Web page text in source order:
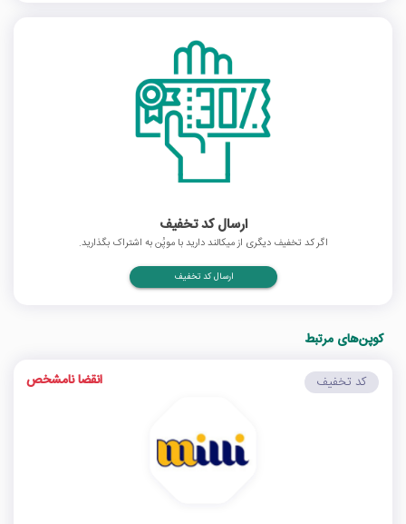
ارسال کد تخفیف
اگر کد تخفیف دیگری از میکالند دارید با موپُن به اشتراک بگذارید.
ارسال کد تخفیف
کوپن‌های مرتبط
کد تخفیف انقضا نامشخص